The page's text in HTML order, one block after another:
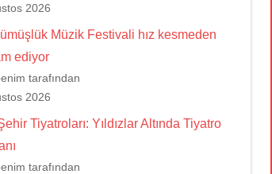
2026
Müzik Festivali hız kesmeden
ediyor
tarafından
2026
Tiyatroları: Yıldızlar Altında Tiyatro
tarafından